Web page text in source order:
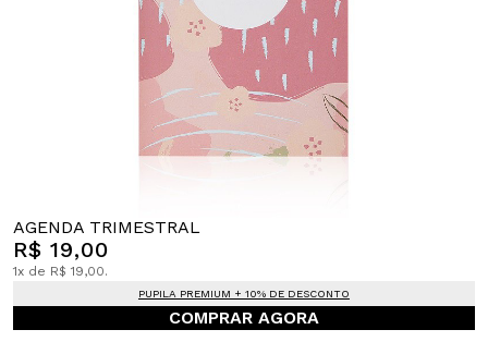
AGENDA TRIMESTRAL
R$ 19,00
1x de R$ 19,00.
PUPILA PREMIUM + 10% DE DESCONTO
COMPRAR AGORA